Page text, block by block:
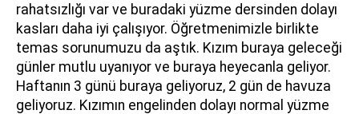
rahatsızlığı var ve buradaki yüzme dersinden dolayı
kasları daha iyi çalışıyor. Öğretmenimizle birlikte
temas sorunumuzu da aştık. Kızım buraya geleceği
günler mutlu uyanıyor ve buraya heyecanla geliyor.
Haftanın 3 günü buraya geliyoruz, 2 gün de havuza
geliyoruz. Kızımın engelinden dolayı normal yüzme